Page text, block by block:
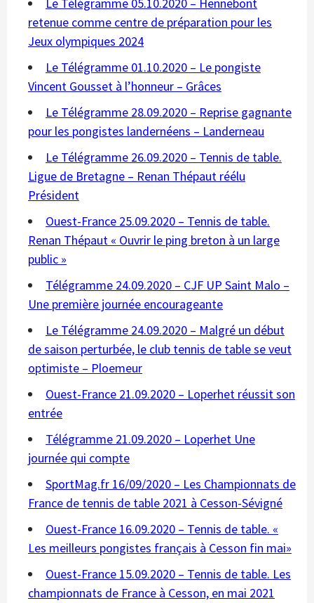
retenue comme centre de préparation pour les
Jeux olympiques 2024
Le Télégramme 01.10.2020 – Le pongiste
Vincent Gousset à l’honneur – Grâces
Le Télégramme 28.09.2020 – Reprise gagnante
pour les pongistes landernéens – Landerneau
Le Télégramme 26.09.2020 – Tennis de table.
Ligue de Bretagne – Renan Thépaut réélu
Président
Ouest-France 25.09.2020 – Tennis de table.
Renan Thépaut « Ouvrir le ping breton à un large
public »
Télégramme 24.09.2020 – CJF UP Saint Malo –
Une première journée encourageante
Le Télégramme 24.09.2020 – Malgré un début
de saison perturbée, le club tennis de table se veut
optimiste – Ploemeur
Ouest-France 21.09.2020 – Loperhet réussit son
entrée
Télégramme 21.09.2020 – Loperhet Une
journée qui compte
SportMag.fr 16/09/2020 – Les Championnats de
France de tennis de table 2021 à Cesson-Sévigné
Ouest-France 16.09.2020 – Tennis de table. «
Les meilleurs pongistes français à Cesson fin mai»
Ouest-France 15.09.2020 – Tennis de table. Les
championnats de France à Cesson, en mai 2021